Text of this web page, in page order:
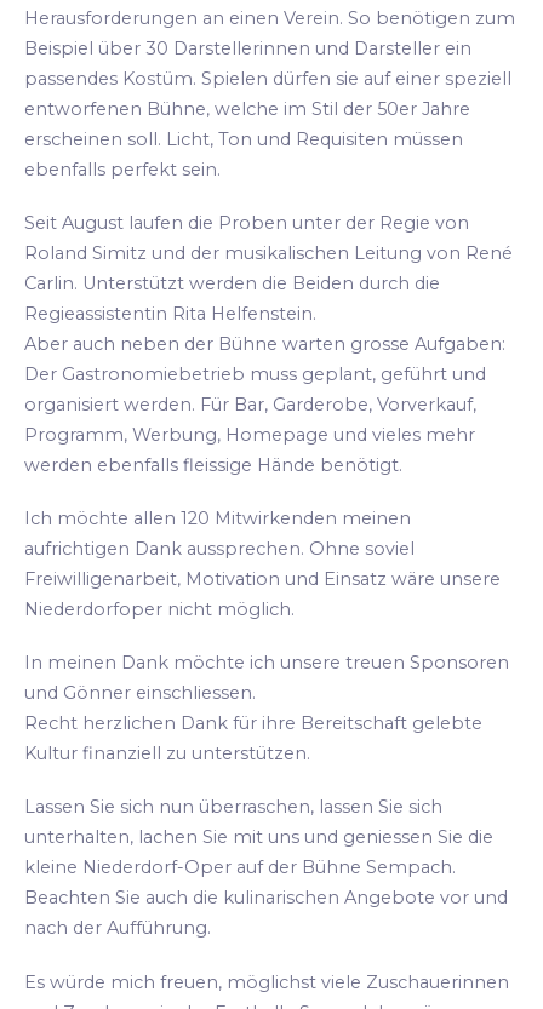
Herausforderungen an einen Verein. So benötigen zum
Beispiel über 30 Darstellerinnen und Darsteller ein
passendes Kostüm. Spielen dürfen sie auf einer speziell
entworfenen Bühne, welche im Stil der 50er Jahre
erscheinen soll. Licht, Ton und Requisiten müssen
ebenfalls perfekt sein.
Seit August laufen die Proben unter der Regie von
Roland Simitz und der musikalischen Leitung von René
Carlin. Unterstützt werden die Beiden durch die
Regieassistentin Rita Helfenstein.
Aber auch neben der Bühne warten grosse Aufgaben:
Der Gastronomiebetrieb muss geplant, geführt und
organisiert werden. Für Bar, Garderobe, Vorverkauf,
Programm, Werbung, Homepage und vieles mehr
werden ebenfalls fleissige Hände benötigt.
Ich möchte allen 120 Mitwirkenden meinen
aufrichtigen Dank aussprechen. Ohne soviel
Freiwilligenarbeit, Motivation und Einsatz wäre unsere
Niederdorfoper nicht möglich.
In meinen Dank möchte ich unsere treuen Sponsoren
und Gönner einschliessen.
Recht herzlichen Dank für ihre Bereitschaft gelebte
Kultur finanziell zu unterstützen.
Lassen Sie sich nun überraschen, lassen Sie sich
unterhalten, lachen Sie mit uns und geniessen Sie die
kleine Niederdorf-Oper auf der Bühne Sempach.
Beachten Sie auch die kulinarischen Angebote vor und
nach der Aufführung.
Es würde mich freuen, möglichst viele Zuschauerinnen